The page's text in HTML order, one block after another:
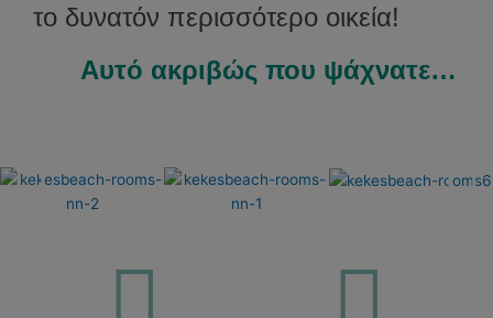
το δυνατόν περισσότερο οικεία!
Αυτό ακριβώς που ψάχνατε…